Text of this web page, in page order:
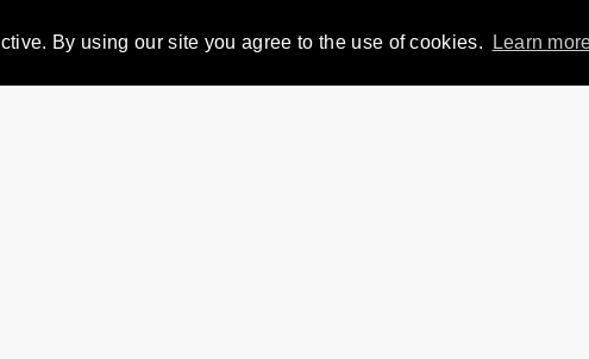
By using our site you agree to the use of cookies. Learn